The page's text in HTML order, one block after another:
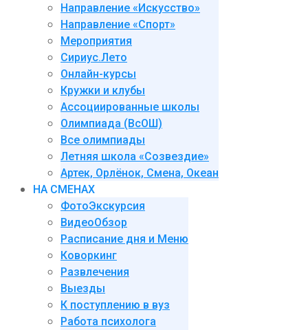
Направление «Искусство»
Направление «Спорт»
Мероприятия
Сириус.Лето
Онлайн-курсы
Кружки и клубы
Ассоциированные школы
Олимпиада (ВсОШ)
Все олимпиады
Летняя школа «Созвездие»
Артек, Орлёнок, Смена, Океан
НА СМЕНАХ
ФотоЭкскурсия
ВидеоОбзор
Расписание дня и Меню
Коворкинг
Развлечения
Выезды
К поступлению в вуз
Работа психолога